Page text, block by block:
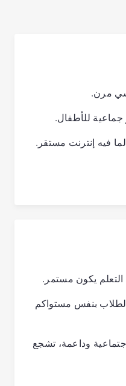
مرن.
للأطفال.
فيه إنترنت مستقر.
يكون مستمر.
بنفس مستواكم
وداعمة، تشجع